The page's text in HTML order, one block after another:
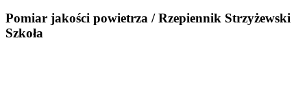
Pomiar jakości powietrza / Rzepiennik Strzyżewski
Szkoła